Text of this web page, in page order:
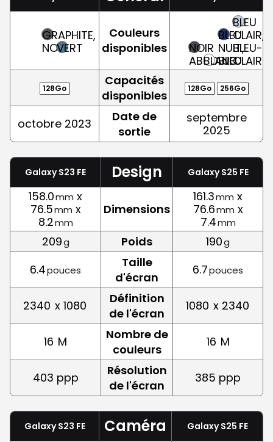
GRAPHITE,
NOIRVERT
Couleurs
disponibles
NOIR
ABSOLU
BLANC
BLEU
NUIT,
BLEU
BLEU
CLAIR,
BLEU-
CLAIR
128Go
Capacités
disponibles
128Go 256Go
octobre 2023
Date de
sortie
septembre
2025
Galaxy S23 FE Design Galaxy S25 FE
158.0mm x
76.5mm x
8.2mm
Dimensions
161.3mm x
76.6mm x
7.4mm
209g Poids 190g
6.4pouces
Taille
d'écran
6.7pouces
2340 x 1080
Définition
de l'écran
1080 x 2340
16 M
Nombre de
couleurs
16 M
403 ppp
Résolution
de l'écran
385 ppp
Galaxy S23 FE Caméra Galaxy S25 FE